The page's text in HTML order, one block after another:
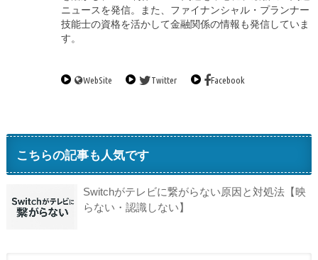
ニュースを発信。また、ファイナンシャル・プランナー
技能士の資格を活かして金融関係の情報も発信していま
す。
WebSite Twitter Facebook
こちらの記事も人気です
Switchがテレビに繋がらない原因と対処法【映
らない・認識しない】